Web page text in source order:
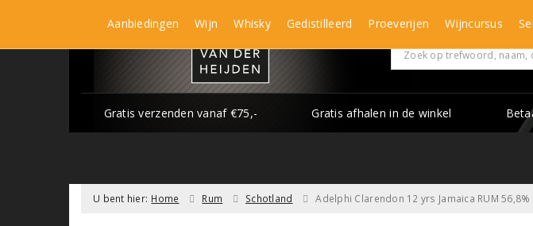
Gratis verzenden vanaf €75,- Gratis afhalen in de winkel
Aanbiedingen Wijn Whisky Gedistilleerd Proeverijen Wijncursus
U bent hier: Home Rum Schotland Adelphi Clarendon 12 yrs Jamaica RUM